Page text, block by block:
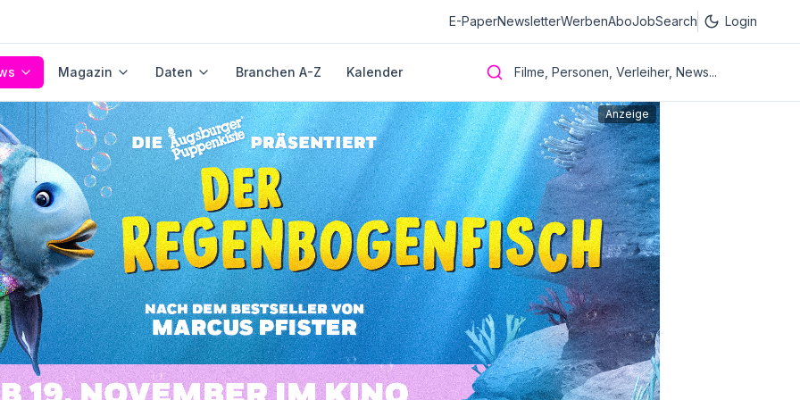
E-PaperNewsletterWerbenAboJobSearch Login
Magazin Daten Branchen A-Z Kalender Filme, Personen, Verleiher, News...
Anzeige